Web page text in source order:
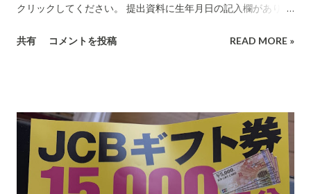
クリックしてください。 提出資料に生年月日の記入欄がありま
は、氏名、性別、住所、生年月日の4つです。そして、今の時代
共有 コメントを投稿 READ MORE »